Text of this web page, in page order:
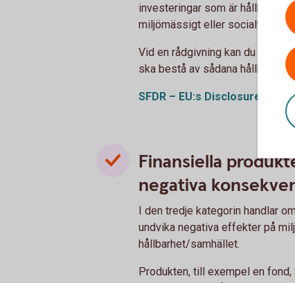
investeringar som är hållbara
miljömässigt eller socialt mål.
Vid en rådgivning kan du ange
ska bestå av sådana hållbara
SFDR – EU:s
Finansiella
negativa
I den tredje kategorin handlar
undvika negativa effekter på
hållbarhet/samhället.
Produkten, till exempel en